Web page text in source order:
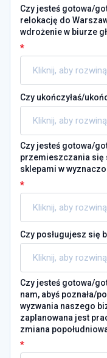
Czy jesteś gotowa/
relokację do
wdrożenie w biurze
*
Czy ukończyłaś/
Czy jesteś gotowa/
przemieszczania się
sklepami w
*
Czy posługujesz się
Czy jesteś gotowa/
nam, abyś poznała/
wyzwania naszego
zaplanowana jest
zmiana
*